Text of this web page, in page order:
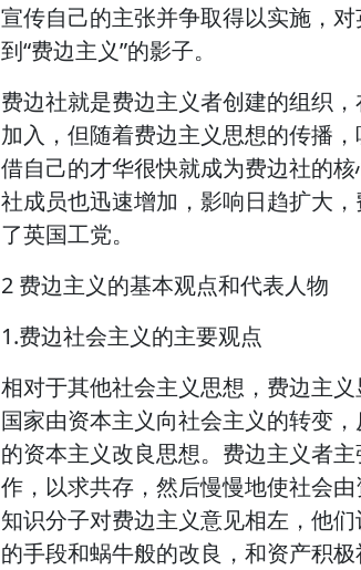
宣传自己的主张并争取得以实施，
到“费边主义”的影子。
费边社就是费边主义者创建的组织
加入，但随着费边主义思想的传播
借自己的才华很快就成为费边社的
社成员也迅速增加，影响日趋扩大
了英国工党。
2 费边主义的基本观点和代表人物
1.费边社会主义的主要观点
相对于其他社会主义思想，费边主
国家由资本主义向社会主义的转变
的资本主义改良思想。费边主义者
作，以求共存，然后慢慢地使社会
知识分子对费边主义意见相左，他
的手段和蜗牛般的改良，和资产积